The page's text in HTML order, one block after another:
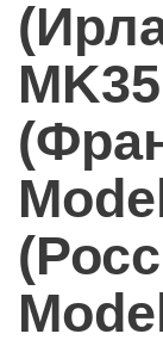
MK35